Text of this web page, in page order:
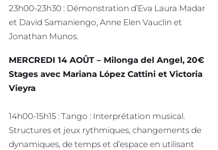
23h00-23h30 : Démonstration d’Eva Laura Madar
et David Samaniengo, Anne Elen Vauclin et
Jonathan Munos.
MERCREDI 14 AOÛT – Milonga del Angel, 20€
Stages avec Mariana López Cattini et Victoria
Vieyra
14h00-15h15 : Tango : Interprétation musical.
Structures et jeux rythmiques, changements de
dynamiques, de temps et d’espace en utilisant